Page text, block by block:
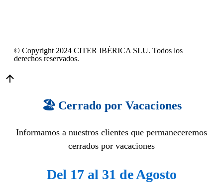
© Copyright 2024 CITER IBÉRICA SLU. Todos los
derechos reservados.
🏖️ Cerrado por Vacaciones
Informamos a nuestros clientes que permaneceremos
cerrados por vacaciones
Del 17 al 31 de Agosto